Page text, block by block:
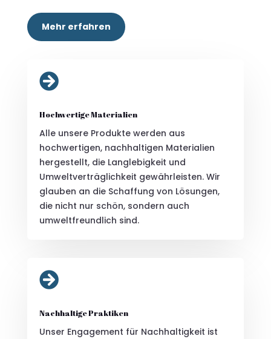
Mehr erfahren

Hochwertige Materialien
Alle unsere Produkte werden aus
hochwertigen, nachhaltigen Materialien
hergestellt, die Langlebigkeit und
Umweltverträglichkeit gewährleisten. Wir
glauben an die Schaffung von Lösungen,
die nicht nur schön, sondern auch
umweltfreundlich sind.

Nachhaltige Praktiken
Unser Engagement für Nachhaltigkeit ist